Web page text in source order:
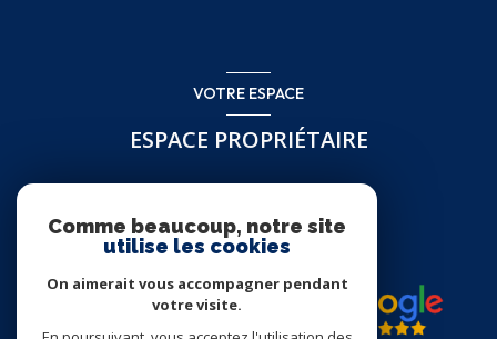
VOTRE ESPACE
ESPACE PROPRIÉTAIRE
Comme beaucoup, notre site
utilise les cookies
On aimerait vous accompagner pendant
votre visite.